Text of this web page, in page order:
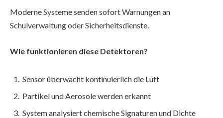
Moderne Systeme senden sofort Warnungen an
Schulverwaltung oder Sicherheitsdienste.
Wie funktionieren diese Detektoren?
Sensor überwacht kontinuierlich die Luft
Partikel und Aerosole werden erkannt
System analysiert chemische Signaturen und Dichte